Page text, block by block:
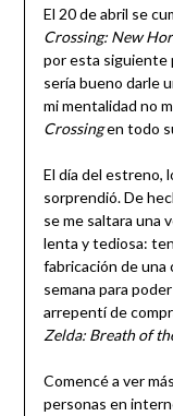
El 20 de abril se
Crossing: New
por esta siguiente
sería bueno darle
mi mentalidad no
Crossingen todo
El día del estreno,
sorprendió. De
se me saltara una
lenta y tediosa:
fabricación de una
semana para
arrepentí de
Zelda: Breath of
Comencé a ver
personas en